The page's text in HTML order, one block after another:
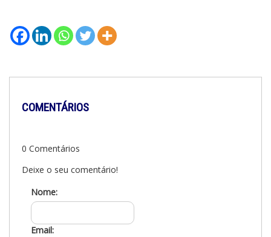
COMENTÁRIOS
0 Comentários
Deixe o seu comentário!
Nome:
Email: